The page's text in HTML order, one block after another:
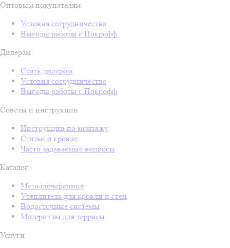
Оптовым покупателям
Условия сотрудничества
Выгоды работы с Покрофф
Дилерам
Стать дилером
Условия сотрудничества
Выгоды работы с Покрофф
Советы и инструкции
Инструкции по монтажу
Статьи о кровле
Часто задаваемые вопросы
Каталог
Металлочерепица
Утеплитель для кровли и стен
Водосточные системы
Материалы для террасы
Услуги